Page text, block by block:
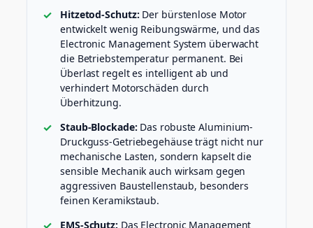
Hitzetod-Schutz: Der bürstenlose Motor
entwickelt wenig Reibungswärme, und das
Electronic Management System überwacht
die Betriebstemperatur permanent. Bei
Überlast regelt es intelligent ab und
verhindert Motorschäden durch
Überhitzung.
Staub-Blockade: Das robuste Aluminium-
Druckguss-Getriebegehäuse trägt nicht nur
mechanische Lasten, sondern kapselt die
sensible Mechanik auch wirksam gegen
aggressiven Baustellenstaub, besonders
feinen Keramikstaub.
EMS-Schutz: Das Electronic Management